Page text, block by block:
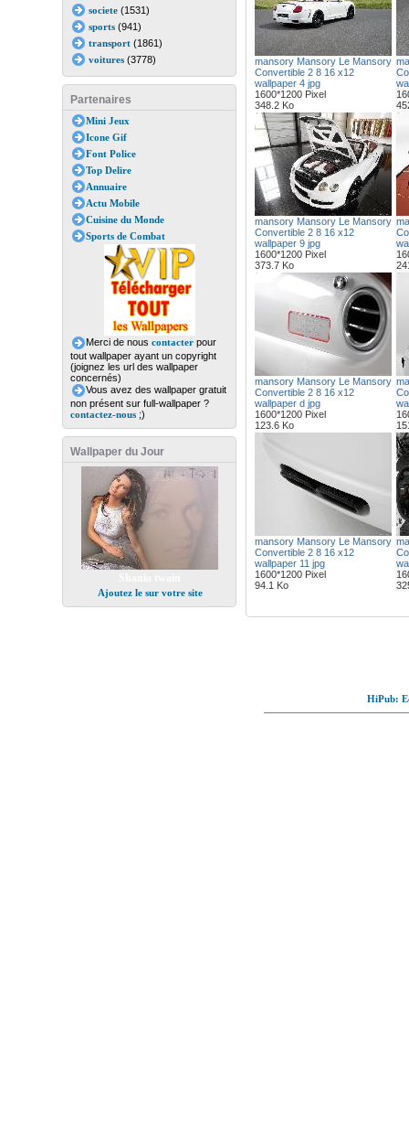
societe(1531)
sports(941)
transport(1861)
voitures(3778)
Partenaires
Mini Jeux
Icone Gif
Font Police
Top Delire
Annuaire
Actu Mobile
Cuisine du Monde
Sports de Combat
Merci de nous contacterpour
tout wallpaper ayant un copyright
(joignez les url des wallpaper
concernés)
Vous avez des wallpaper gratuit
non présent sur full-wallpaper ?
contactez-nous;)
Wallpaper du Jour
Ajoutez le sur votre site
mansory Mansory Le Mansory
Convertible 2 8 16 x12
wallpaper 4 jpg
1600*1200 Pixel
348.2 Ko
mansory Mansory Le Mansory
Convertible 2 8 16 x12
wallpaper 9 jpg
1600*1200 Pixel
373.7 Ko
mansory Mansory Le Mansory
Convertible 2 8 16 x12
wallpaper d jpg
1600*1200 Pixel
123.6 Ko
mansory Mansory Le Mansory
Convertible 2 8 16 x12
wallpaper 11 jpg
1600*1200 Pixel
94.1 Ko
HiPub: